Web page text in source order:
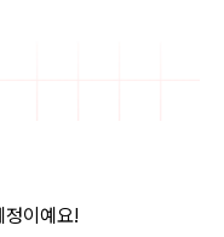
정이예요!